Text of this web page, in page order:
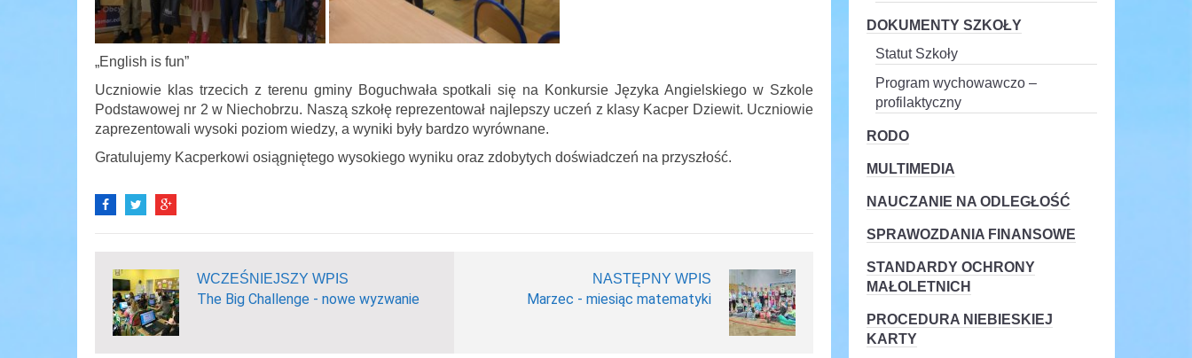
„English is fun”
Uczniowie klas trzecich z terenu gminy Boguchwała spotkali się na Konkursie Języka Angielskiego w Szkole
Podstawowej nr 2 w Niechobrzu. Naszą szkołę reprezentował najlepszy uczeń z klasy Kacper Dziewit. Uczniowie
zaprezentowali wysoki poziom wiedzy, a wyniki były bardzo wyrównane.
Gratulujemy Kacperkowi osiągniętego wysokiego wyniku oraz zdobytych doświadczeń na przyszłość.
WCZEŚNIEJSZY WPIS
The Big Challenge - nowe wyzwanie
NASTĘPNY WPIS
Marzec - miesiąc matematyki
DOKUMENTY SZKOŁY
Statut Szkoły
Program wychowawczo –
profilaktyczny
RODO
MULTIMEDIA
NAUCZANIE NA ODLEGŁOŚĆ
SPRAWOZDANIA FINANSOWE
STANDARDY OCHRONY
MAŁOLETNICH
PROCEDURA NIEBIESKIEJ
KARTY